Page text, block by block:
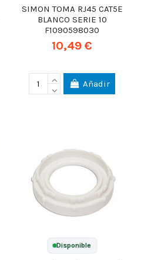
SIMON TOMA RJ45 CAT5E
BLANCO SERIE 10
F1090598030
10,49 €
Añadir
Disponible